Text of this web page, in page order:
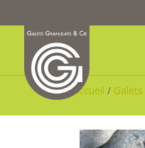
Accueil / Galets